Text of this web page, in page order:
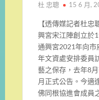
杜 忠聰 15 6 月,
【透傳媒記者杜
興宮宋江陣創立於
通興宮2021年向市
年文資處安排委員
藝之保存，去年8
月正式公告。今適
佛同根協進會成員